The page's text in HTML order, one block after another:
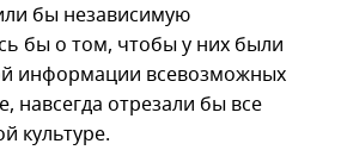
бы независимую
бы о том, чтобы у них были
информации всевозможных
навсегда отрезали бы все
культуре.